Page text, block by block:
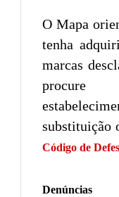
O Mapa
tenha
marcas
procure
substituição
Código de
Denúncias